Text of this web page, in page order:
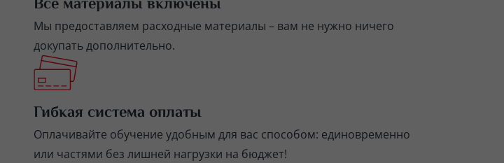
Мы предоставляем расходные материалы – вам не нужно ничего
докупать дополнительно.
Гибкая система оплаты
Оплачивайте обучение удобным для вас способом: единовременно
или частями без лишней нагрузки на бюджет!